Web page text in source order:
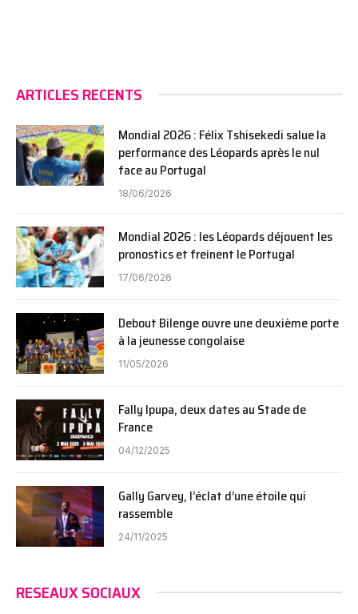
ARTICLES RECENTS
Mondial 2026 : Félix Tshisekedi salue la
performance des Léopards après le nul
face au Portugal
18/06/2026
Mondial 2026 : les Léopards déjouent les
pronostics et freinent le Portugal
17/06/2026
Debout Bilenge ouvre une deuxième porte
à la jeunesse congolaise
11/05/2026
Fally Ipupa, deux dates au Stade de
France
04/12/2025
Gally Garvey, l’éclat d’une étoile qui
rassemble
24/11/2025
RESEAUX SOCIAUX